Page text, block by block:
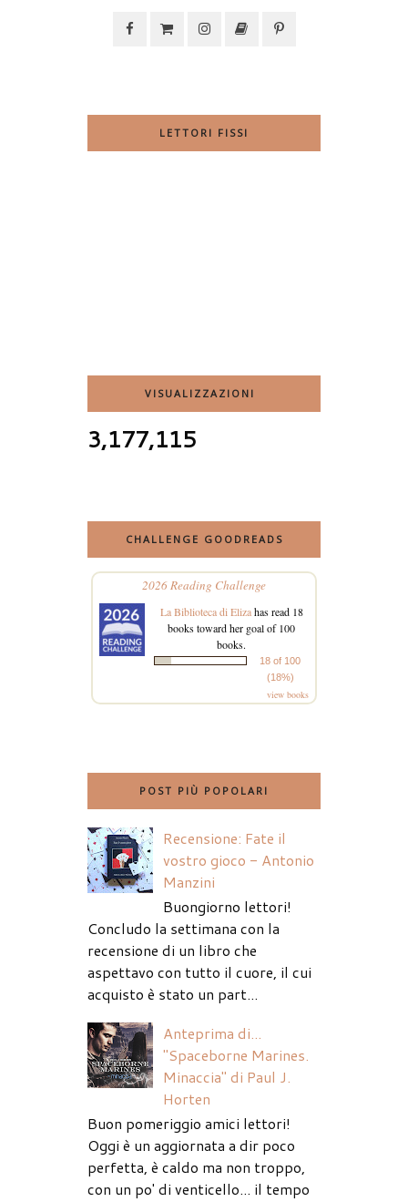
LETTORI FISSI
VISUALIZZAZIONI
3,177,115
CHALLENGE GOODREADS
2026 Reading Challenge
La Biblioteca di Elizahas read 18
books toward her goal of 100
books.
18 of 100
(18%)
view books
POST PIÙ POPOLARI
Recensione: Fate il
vostro gioco - Antonio
Manzini
Buongiorno lettori!
Concludo la settimana con la
recensione di un libro che
aspettavo con tutto il cuore, il cui
acquisto è stato un part...
Anteprima di...
"Spaceborne Marines.
Minaccia" di Paul J.
Horten
Buon pomeriggio amici lettori!
Oggi è un aggiornata a dir poco
perfetta, è caldo ma non troppo,
con un po' di venticello... il tempo